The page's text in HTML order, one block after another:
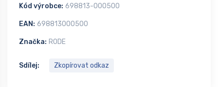
Kód výrobce: 698813-000500
EAN: 698813000500
Značka: RODE
Sdílej: Zkopírovat odkaz